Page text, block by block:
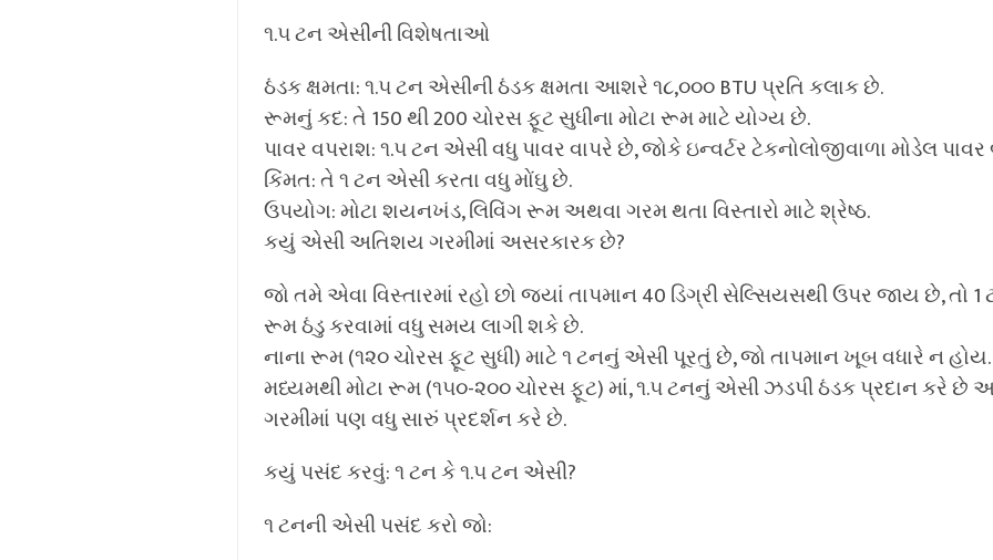
૧.૫ ટન એસીની વિશેષતાઓ
ઠંડક ક્ષમતા: ૧.૫ ટન એસીની ઠંડક ક્ષમતા આશરે ૧૮,૦૦૦ BTU પ્રતિ કલાક છે.
રૂમનું કદ: તે 150 થી 200 ચોરસ ફૂટ સુધીના મોટા રૂમ માટે યોગ્ય છે.
પાવર વપરાશ: ૧.૫ ટન એસી વધુ પાવર વાપરે છે, જોકે ઇન્વર્ટર ટેકનોલોજીવાળા મોડેલ
કિંમત: તે ૧ ટન એસી કરતા વધુ મોંઘુ છે.
ઉપયોગ: મોટા શયનખંડ, લિવિંગ રૂમ અથવા ગરમ થતા વિસ્તારો માટે શ્રેષ્ઠ.
કયું એસી અતિશય ગરમીમાં અસરકારક છે?
જો તમે એવા વિસ્તારમાં રહો છો જ્યાં તાપમાન 40 ડિગ્રી સેલ્સિયસથી ઉપર જાય છે, તો 1
રૂમ ઠંડુ કરવામાં વધુ સમય લાગી શકે છે.
નાના રૂમ (૧૨૦ ચોરસ ફૂટ સુધી) માટે ૧ ટનનું એસી પૂરતું છે, જો તાપમાન ખૂબ વધારે ન હોય.
મધ્યમથી મોટા રૂમ (૧૫૦-૨૦૦ ચોરસ ફૂટ) માં, ૧.૫ ટનનું એસી ઝડપી ઠંડક પ્રદાન કરે છે
ગરમીમાં પણ વધુ સારું પ્રદર્શન કરે છે.
કયું પસંદ કરવું: ૧ ટન કે ૧.૫ ટન એસી?
૧ ટનની એસી પસંદ કરો જો: